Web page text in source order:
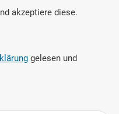
akzeptiere diese.
gelesen und